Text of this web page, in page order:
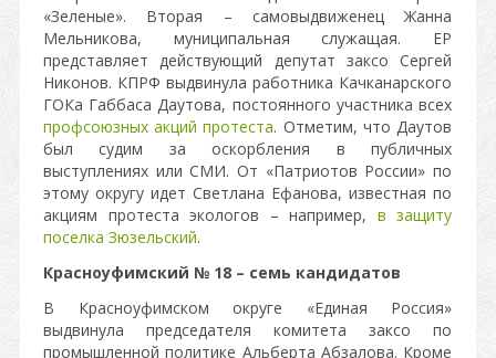
«Зеленые». Вторая – самовыдвиженец Жанна
Мельникова, муниципальная служащая. ЕР
представляет действующий депутат заксо Сергей
Никонов. КПРФ выдвинула работника Качканарского
ГОКа Габбаса Даутова, постоянного участника всех
профсоюзных акций протеста. Отметим, что Даутов
был судим за оскорбления в публичных
выступлениях или СМИ. От «Патриотов России» по
этому округу идет Светлана Ефанова, известная по
акциям протеста экологов – например, в защиту
поселка Зюзельский.
Красноуфимский № 18 – семь кандидатов
В Красноуфимском округе «Единая Россия»
выдвинула председателя комитета заксо по
промышленной политике Альберта Абзалова. Кроме